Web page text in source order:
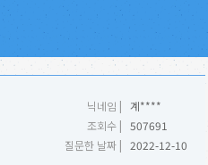
닉네임 |
계****
조회수 | 507691
질문한 날짜 | 2022-12-10